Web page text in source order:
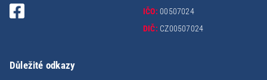
IČO: 00507024
DIČ: CZ00507024
Důležité odkazy